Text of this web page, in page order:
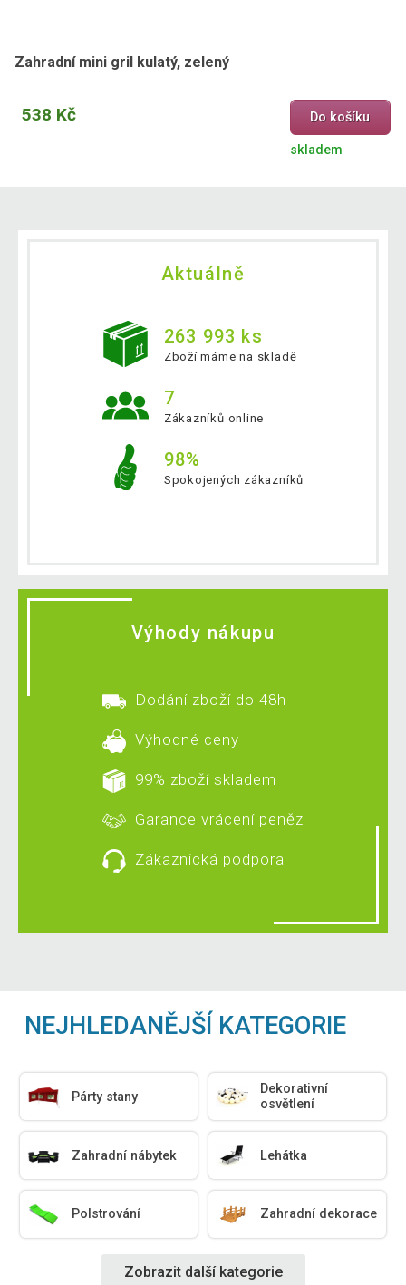
Zahradní mini gril kulatý, zelený
538 Kč Do košíku
skladem
Aktuálně
263 993 ks
Zboží máme na skladě
7
Zákazníků online
98%
Spokojených zákazníků
Výhody nákupu
Dodání zboží do 48h
Výhodné ceny
99% zboží skladem
Garance vrácení peněz
Zákaznická podpora
NEJHLEDANĚJŠÍ KATEGORIE
Párty stany
Dekorativní
osvětlení
Zahradní nábytek Lehátka
Polstrování Zahradní dekorace
Zobrazit další kategorie